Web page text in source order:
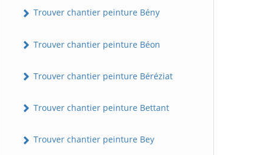
Trouver chantier peinture Bény
Trouver chantier peinture Béon
Trouver chantier peinture Béréziat
Trouver chantier peinture Bettant
Trouver chantier peinture Bey